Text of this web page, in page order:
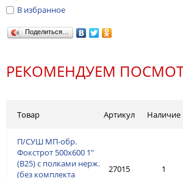
В избранное
Поделиться…
РЕКОМЕНДУЕМ
Товар
П/СУШ МП-обр.
Фокстрот 500х600 1"
(В25) с полками нерж.
(без комплекта
Артикул Наличие
27015 1